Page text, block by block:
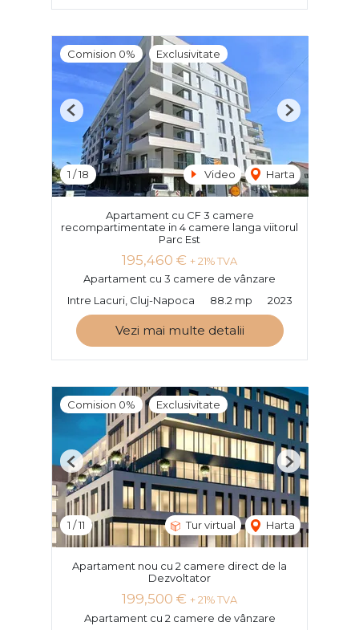
Comision 0% Exclusivitate
1 /18 Video Harta
Previous Next
Apartament cu CF 3 camere
recompartimentate in 4 camere langa viitorul
Parc Est
195,460 € + 21% TVA
Apartament cu 3 camere de vânzare
Intre Lacuri, Cluj-Napoca
88.2 mp 2023
Vezi mai multe detalii
Comision 0% Exclusivitate
1 /11 Tur virtual Harta
Previous Next
Apartament nou cu 2 camere direct de la
Dezvoltator
199,500 € + 21% TVA
Apartament cu 2 camere de vânzare